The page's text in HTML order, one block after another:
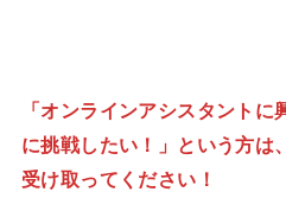
「オンラインアシスタント
に挑戦したい！」という方は
受け取ってください！